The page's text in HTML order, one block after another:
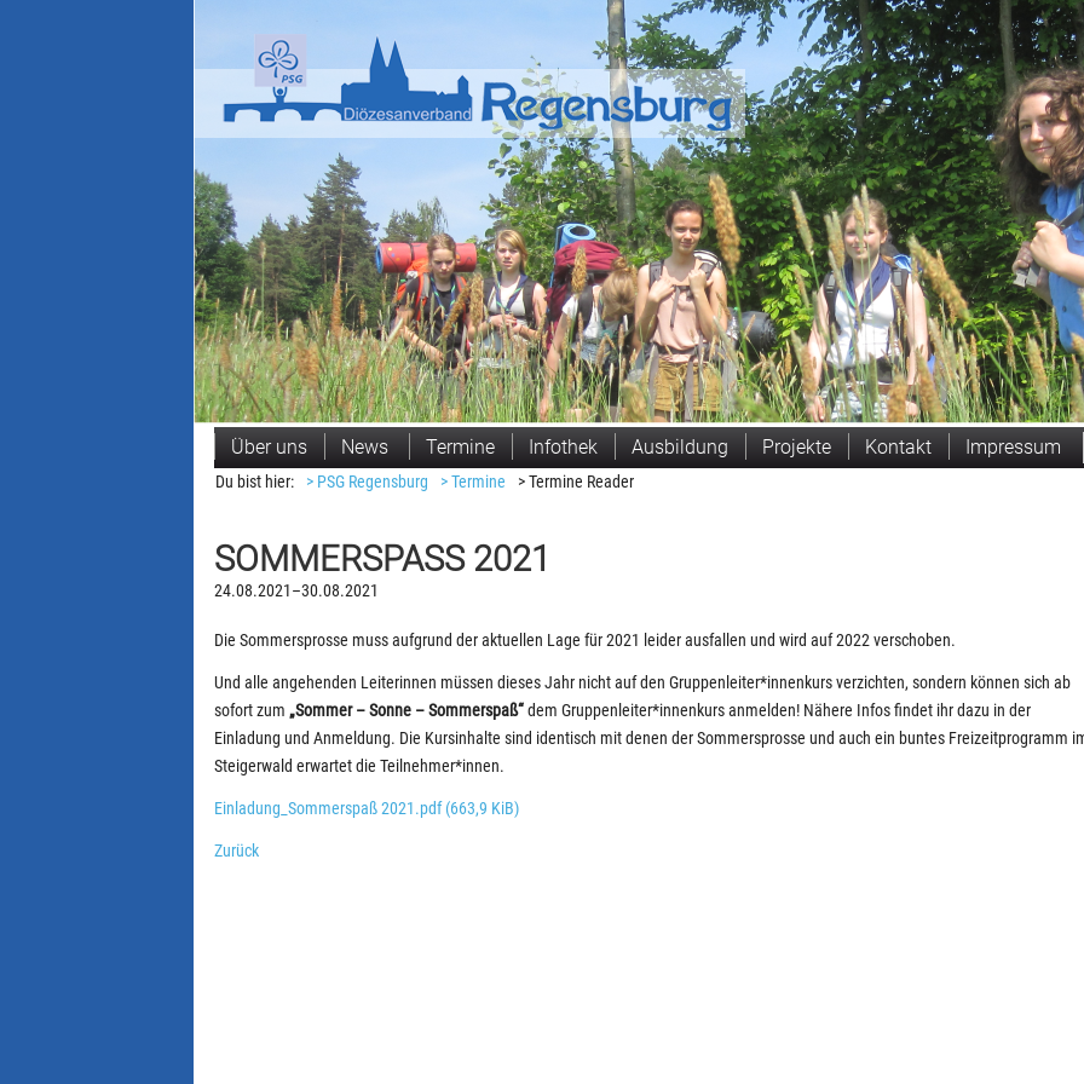
Navigation
überspringen
Über uns News Termine Infothek Ausbildung Projekte Kontakt Impressum
Suchen
Du bist hier: > PSG Regensburg > Termine > Termine Reader
SOMMERSPASS 2021
24.08.2021–30.08.2021
Die Sommersprosse muss aufgrund der aktuellen Lage für 2021 leider ausfallen und wird auf 2022 verschoben.
Und alle angehenden Leiterinnen müssen dieses Jahr nicht auf den Gruppenleiter*innenkurs verzichten, sondern können sich ab
sofort zum „Sommer – Sonne – Sommerspaß“dem Gruppenleiter*innenkurs anmelden! Nähere Infos findet ihr dazu in der
Einladung und Anmeldung. Die Kursinhalte sind identisch mit denen der Sommersprosse und auch ein buntes Freizeitprogramm
Steigerwald erwartet die Teilnehmer*innen.
Einladung_Sommerspaß 2021.pdf(663,9 KiB)
Zurück